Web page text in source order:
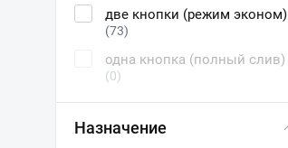
две кнопки (режим эконом)
(73)
одна кнопка (полный слив)
(0)
Назначение